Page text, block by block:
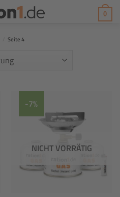
0
Seite 4
-7%
NICHT VORRÄTIG